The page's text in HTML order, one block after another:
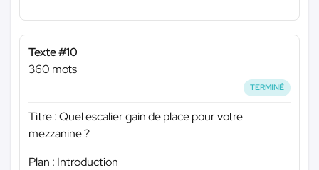
Texte #10
360 mots
TERMINÉ
Titre : Quel escalier gain de place pour votre
mezzanine ?
Plan : Introduction